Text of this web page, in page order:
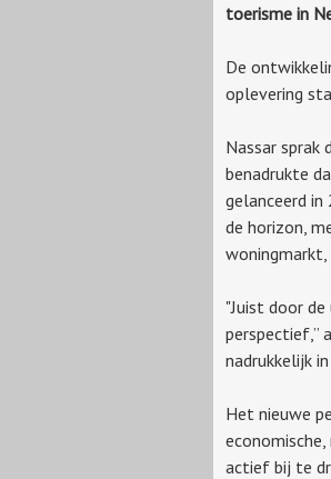
toerisme in
De
oplevering
Nassar sprak
benadrukte
gelanceerd
de horizon,
woningmarkt,
"Juist door
perspectief,”
nadrukkelijk
Het nieuwe
actief bij te